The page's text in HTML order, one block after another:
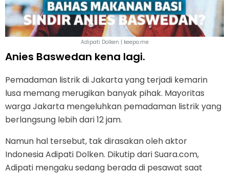
Adipati Dolken | keepo.me
Anies Baswedan kena lagi.
Pemadaman listrik di Jakarta yang terjadi kemarin
lusa memang merugikan banyak pihak. Mayoritas
warga Jakarta mengeluhkan pemadaman listrik yang
berlangsung lebih dari 12 jam.
Namun hal tersebut, tak dirasakan oleh aktor
Indonesia Adipati Dolken. Dikutip dari Suara.com,
Adipati mengaku sedang berada di pesawat saat